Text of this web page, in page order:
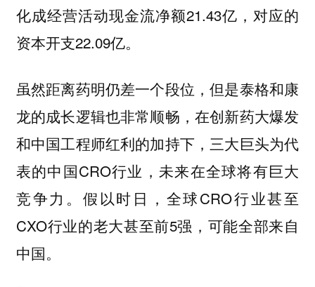
化成经营活动现金流净额21.43亿，对应的
资本开支22.09亿。
虽然距离药明仍差一个段位，但是泰格和康
龙的成长逻辑也非常顺畅，在创新药大爆发
和中国工程师红利的加持下，三大巨头为代
表的中国CRO行业，未来在全球将有巨大
竞争力。假以时日，全球CRO行业甚至
CXO行业的老大甚至前5强，可能全部来自
中国。